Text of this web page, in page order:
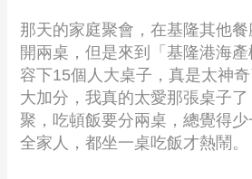
那天的家庭聚會，在基隆其他餐
開兩桌，但是來到「基隆港海
容下15個人大桌子，真是太神
大加分，我真的太愛那張桌子
聚，吃頓飯要分兩桌，總覺得
全家人，都坐一桌吃飯才熱鬧。